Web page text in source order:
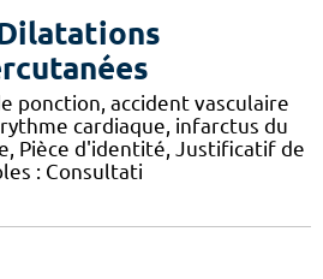
ponction, accident vasculaire
cardiaque, infarctus du
Pièce d'identité, Justificatif de
: Consultati